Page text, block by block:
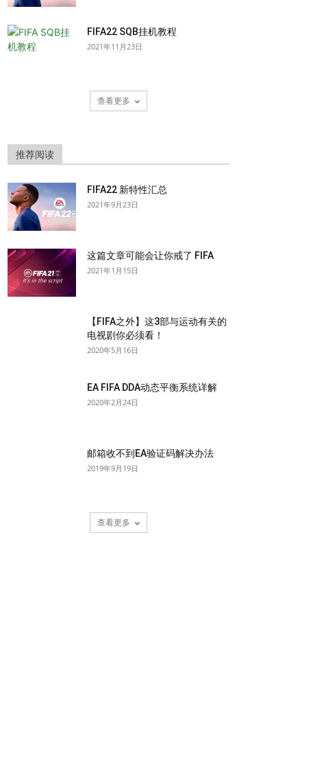
FIFA22 SQB挂机教程
2021年11月23日
查看更多
推荐阅读
FIFA22 新特性汇总
2021年9月23日
这篇文章可能会让你戒了 FIFA
2021年1月15日
【FIFA之外】这3部与运动有关的
电视剧你必须看！
2020年5月16日
EA FIFA DDA动态平衡系统详解
2020年2月24日
邮箱收不到EA验证码解决办法
2019年9月19日
查看更多